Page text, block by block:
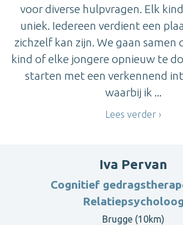
voor diverse hulpvragen. Elk
uniek. Iedereen verdient een
zichzelf kan zijn. We gaan samen
kind of elke jongere opnieuw te
starten met een verkennend
waarbij ik ...
Lees verder
Iva Pervan
Cognitief
Relatiepsycholoog
Brugge (10km)